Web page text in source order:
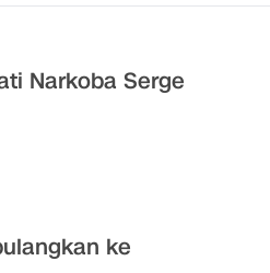
Narkoba Serge
ke